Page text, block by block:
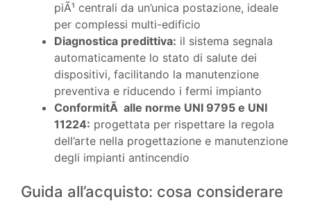
piÃ¹ centrali da un’unica postazione, ideale
per complessi multi-edificio
Diagnostica predittiva: il sistema segnala
automaticamente lo stato di salute dei
dispositivi, facilitando la manutenzione
preventiva e riducendo i fermi impianto
ConformitÃ alle norme UNI 9795 e UNI
11224: progettata per rispettare la regola
dell’arte nella progettazione e manutenzione
degli impianti antincendio
Guida all’acquisto: cosa considerare